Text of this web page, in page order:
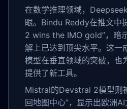
在数学推理领域，
眼。Bindu Reddy在推文中
2 wins the IMO gold”，暗
解上已达到顶尖水平。这一
模型在垂直领域的突破，也
提供了新工具。
Mistral的Devstral 2模型则
回地图中心”，显示出欧洲